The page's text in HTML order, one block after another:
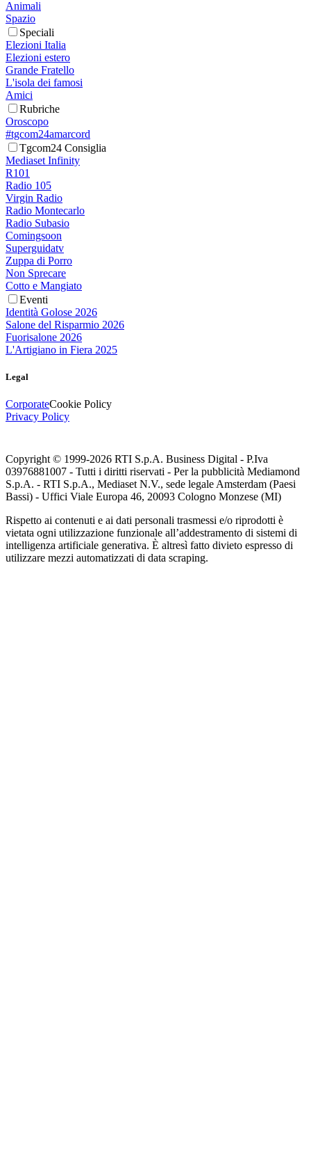
Animali
Spazio
Speciali
Elezioni Italia
Elezioni estero
Grande Fratello
L'isola dei famosi
Amici
Rubriche
Oroscopo
#tgcom24amarcord
Tgcom24 Consiglia
Mediaset Infinity
R101
Radio 105
Virgin Radio
Radio Montecarlo
Radio Subasio
Comingsoon
Superguidatv
Zuppa di Porro
Non Sprecare
Cotto e Mangiato
Eventi
Identità Golose 2026
Salone del Risparmio 2026
Fuorisalone 2026
L'Artigiano in Fiera 2025
Legal
CorporateCookie Policy
Privacy Policy
Copyright © 1999-2026 RTI S.p.A. Business Digital - P.Iva
03976881007 - Tutti i diritti riservati - Per la pubblicità Mediamond
S.p.A. - RTI S.p.A., Mediaset N.V., sede legale Amsterdam (Paesi
Bassi) - Uffici Viale Europa 46, 20093 Cologno Monzese (MI)
Rispetto ai contenuti e ai dati personali trasmessi e/o riprodotti è
vietata ogni utilizzazione funzionale all’addestramento di sistemi di
intelligenza artificiale generativa. È altresì fatto divieto espresso di
utilizzare mezzi automatizzati di data scraping.